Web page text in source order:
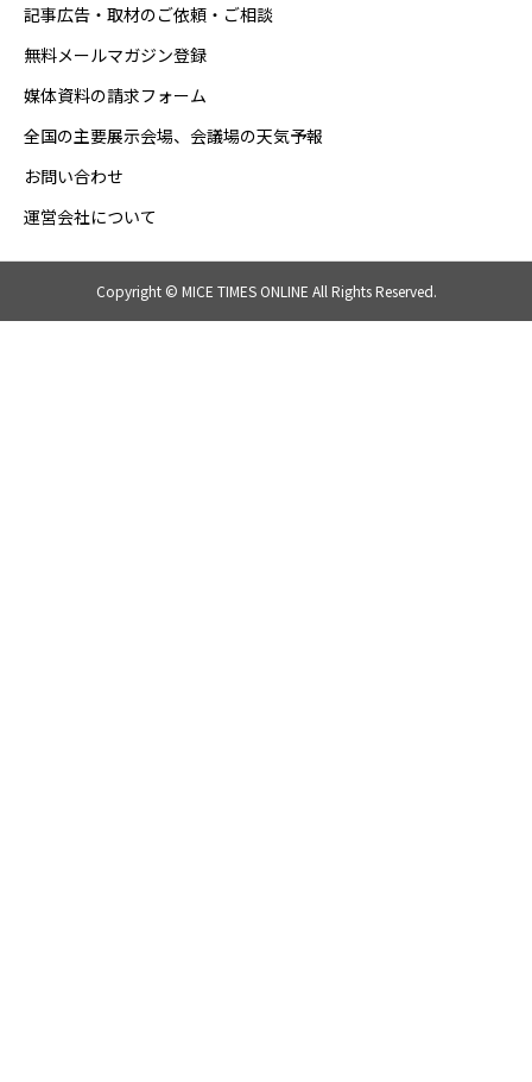
記事広告・取材のご依頼・ご相談
無料メールマガジン登録
媒体資料の請求フォーム
全国の主要展示会場、会議場の天気予報
お問い合わせ
運営会社について
Copyright © MICE TIMES ONLINE All Rights Reserved.